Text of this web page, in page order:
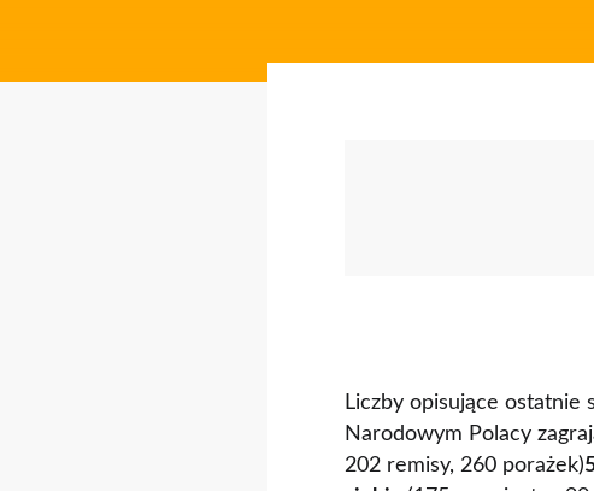
Liczby opisujące ostatnie
Narodowym Polacy
202 remisy, 260 porażek)